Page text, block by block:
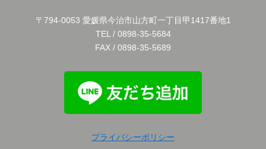
〒794-0053 愛媛県今治市山方町一丁目甲1417番地1
TEL / 0898-35-5684
FAX / 0898-35-5689
プライバシーポリシー